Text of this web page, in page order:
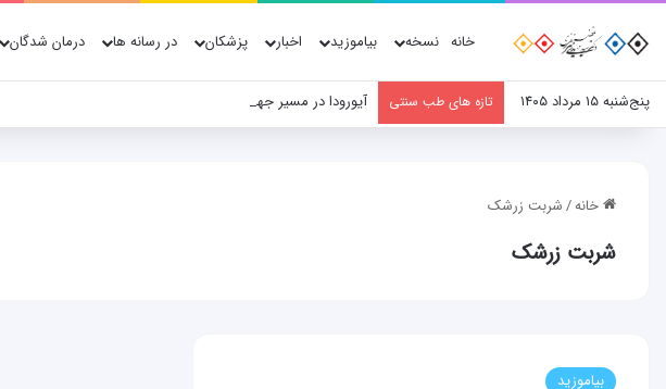
خانه نسخه بیاموزید اخبار پزشکان در رسانه ها درمان شدگان
پنج‌شنبه ۱۵ مرداد ۱۴۰۵ تازه های طب سنتی آیورودا در مسیر جهانی‌شدن؛ نقش پژوهش، فناوری و شواهد علمی
خانه/شربت زرشک
شربت زرشک
بیاموزید